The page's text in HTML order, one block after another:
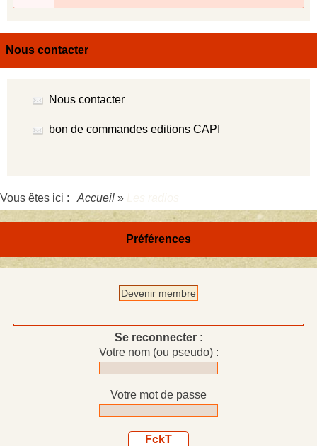
Nous contacter
Nous contacter
bon de commandes editions CAPI
Vous êtes ici : Accueil »
Préférences
Devenir membre
Se reconnecter :
Votre nom (ou pseudo) :
Votre mot de passe
FckT